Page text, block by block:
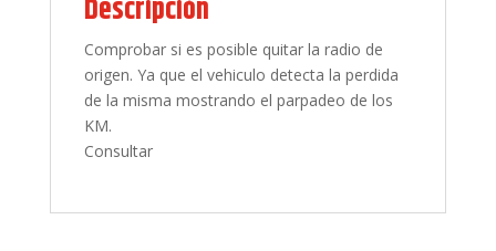
Descripción
Comprobar si es posible quitar la radio de
origen. Ya que el vehiculo detecta la perdida
de la misma mostrando el parpadeo de los
KM.
Consultar